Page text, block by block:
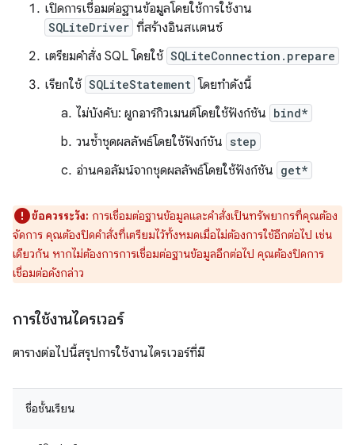
เปิดการเชื่อมต่อฐานข้อมูลโดยใช้การใช้งาน
SQLiteDriver ที่สร้างอินสแตนซ์
เตรียมคำสั่ง SQL โดยใช้ SQLiteConnection.prepare
เรียกใช้ SQLiteStatement โดยทำดังนี้
ไม่บังคับ: ผูกอาร์กิวเมนต์โดยใช้ฟังก์ชัน bind*
วนซ้ำชุดผลลัพธ์โดยใช้ฟังก์ชัน step
อ่านคอลัมน์จากชุดผลลัพธ์โดยใช้ฟังก์ชัน get*
ข้อควรระวัง: การเชื่อมต่อฐานข้อมูลและคำสั่งเป็นทรัพยากรที่คุณต้อง
จัดการ คุณต้องปิดคำสั่งที่เตรียมไว้ทั้งหมดเมื่อไม่ต้องการใช้อีกต่อไป เช่น
เดียวกัน หากไม่ต้องการการเชื่อมต่อฐานข้อมูลอีกต่อไป คุณต้องปิดการ
เชื่อมต่อดังกล่าว
การใช้งานไดรเวอร์
ตารางต่อไปนี้สรุปการใช้งานไดรเวอร์ที่มี
ชื่อชั้นเรียน